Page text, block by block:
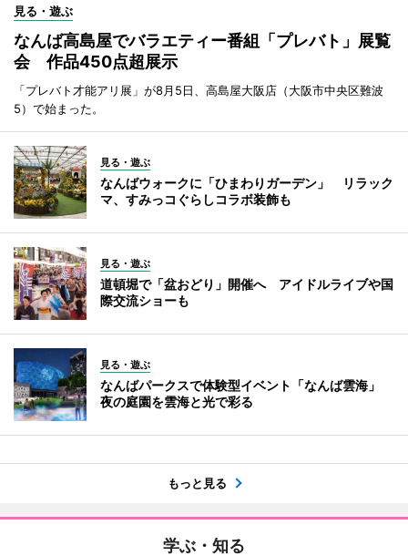
見る・遊ぶ
なんば高島屋でバラエティー番組「プレバト」展覧
会 作品450点超展示
「プレバト才能アリ展」が8月5日、高島屋大阪店（大阪市中央区難波
5）で始まった。
見る・遊ぶ
なんばウォークに「ひまわりガーデン」 リラック
マ、すみっコぐらしコラボ装飾も
見る・遊ぶ
道頓堀で「盆おどり」開催へ アイドルライブや国
際交流ショーも
見る・遊ぶ
なんばパークスで体験型イベント「なんば雲海」
夜の庭園を雲海と光で彩る
もっと見る
学ぶ・知る